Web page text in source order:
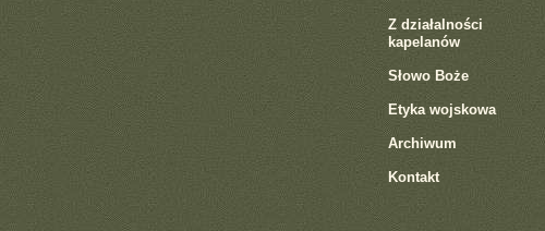
Z działalności
kapelanów
Słowo Boże
Etyka wojskowa
Archiwum
Kontakt